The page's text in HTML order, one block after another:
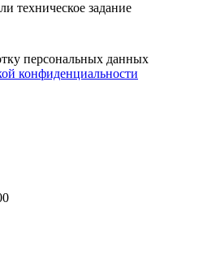
техническое задание
персональных данных
конфиденциальности